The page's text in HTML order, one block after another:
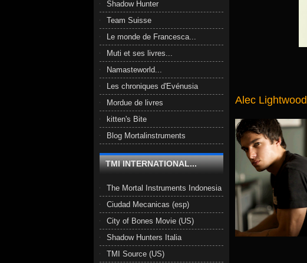
Shadow Hunter
Team Suisse
Le monde de Francesca...
Muti et ses livres...
Namasteworld...
Les chroniques d'Evénusia
Mordue de livres
kitten's Bite
Blog Mortalinstruments
TMI INTERNATIONAL...
The Mortal Instruments Indonesia
Ciudad Mecanicas (esp)
City of Bones Movie (US)
Shadow Hunters Italia
TMI Source (US)
Alec Lightwood